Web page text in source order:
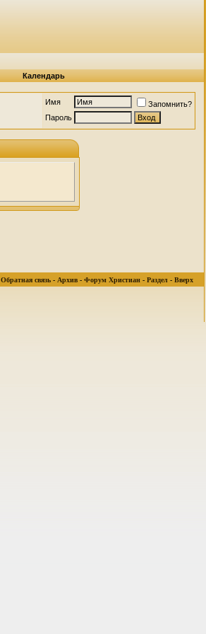
Календарь
Имя
Запомнить?
Пароль
Обратная связь - Архив - Форум Христиан - Раздел - Вверх